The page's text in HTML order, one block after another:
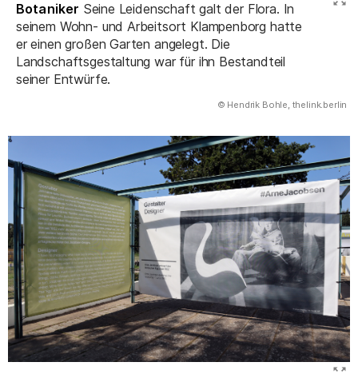
Botaniker Seine Leidenschaft galt der Flora. In
seinem Wohn- und Arbeitsort Klampenborg hatte
er einen großen Garten angelegt. Die
Landschaftsgestaltung war für ihn Bestandteil
seiner Entwürfe.
© Hendrik Bohle, thelink.berlin